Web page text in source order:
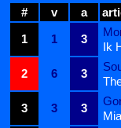
# v a
1
1 3
Ik
2
6 3
3
3 3
Mia